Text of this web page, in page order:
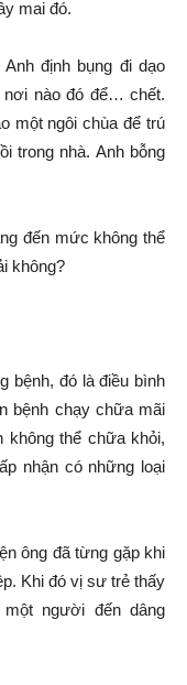
mai đó.
định bụng đi dạo
nơi nào đó để… chết.
một ngôi chùa để trú
trong nhà. Anh bỗng
đến mức không thể
không?
bệnh, đó là điều bình
bệnh chạy chữa mãi
không thể chữa khỏi,
nhận có những loại
ông đã từng gặp khi
Khi đó vị sư trẻ thấy
người đến dâng